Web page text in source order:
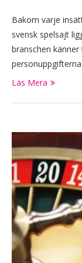
Bakom varje
svensk spelsajt
branschen
Läs Mera